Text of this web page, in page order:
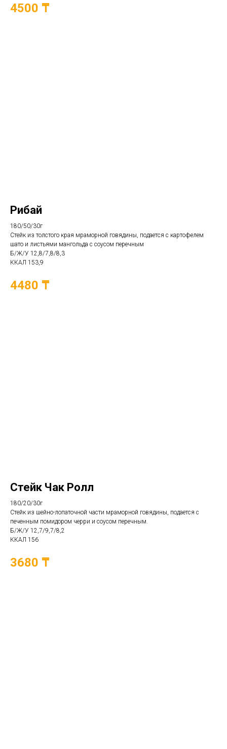
4500 ₸
Рибай
180/50/30г
Стейк из толстого края мраморной говядины, подается с картофелем
шато и листьями мангольда с соусом перечным
Б/Ж/У 12,8/7,8/8,3
ККАЛ 153,9
4480 ₸
Стейк Чак Ролл
180/20/30г
Стейк из шейно-лопаточной части мраморной говядины, подается с
печенным помидором черри и соусом перечным.
Б/Ж/У 12,7/9,7/8,2
ККАЛ 156
3680 ₸